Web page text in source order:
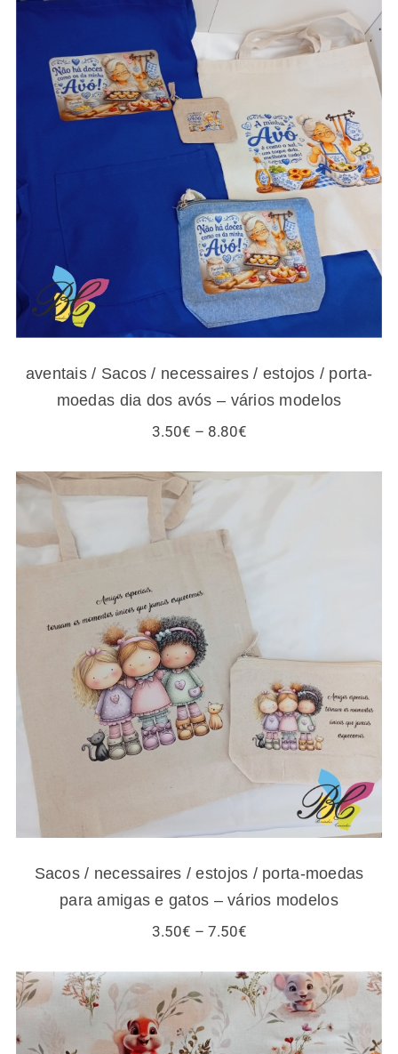
aventais / Sacos / necessaires / estojos /
porta-moedas dia dos avós – vários modelos
aventais / Sacos / necessaires / estojos / porta-
moedas dia dos avós – vários modelos
3.50€ – 8.80€Price
Sacos / necessaires / estojos / porta-
moedas para amigas e gatos – vários
modelos
Sacos / necessaires / estojos / porta-moedas
para amigas e gatos – vários modelos
3.50€ – 7.50€Price
through
7.50€